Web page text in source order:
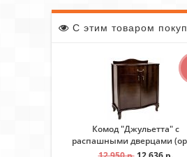
С этим товаром
Комод "Джульетта" с
распашными дверцами
Вис